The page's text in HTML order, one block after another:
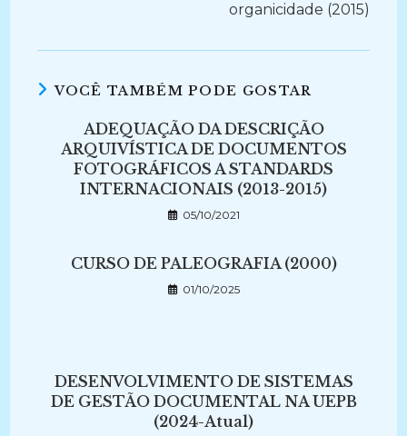
organicidade (2015)
VOCÊ TAMBÉM PODE GOSTAR
ADEQUAÇÃO DA DESCRIÇÃO
ARQUIVÍSTICA DE DOCUMENTOS
FOTOGRÁFICOS A STANDARDS
INTERNACIONAIS (2013-2015)
05/10/2021
CURSO DE PALEOGRAFIA (2000)
01/10/2025
DESENVOLVIMENTO DE SISTEMAS
DE GESTÃO DOCUMENTAL NA UEPB
(2024-Atual)